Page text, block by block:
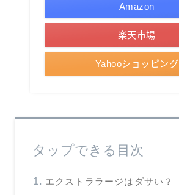
Amazon
楽天市場
Yahooショッピング
タップできる目次
エクストララージはダサい？